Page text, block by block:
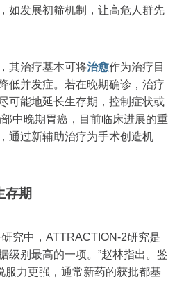
如发展初筛机制，让高危人群先
其治疗基本可将治愈作为治疗目
低并发症。若在晚期确诊，治疗
可能地延长生存期，控制症状或
中晚期胃癌，目前临床进展的重
通过新辅助治疗为手术创造机
存期
究中，ATTRACTION-2研究是
级别最高的一项。”赵林指出。鉴
力更强，通常新药的获批都基